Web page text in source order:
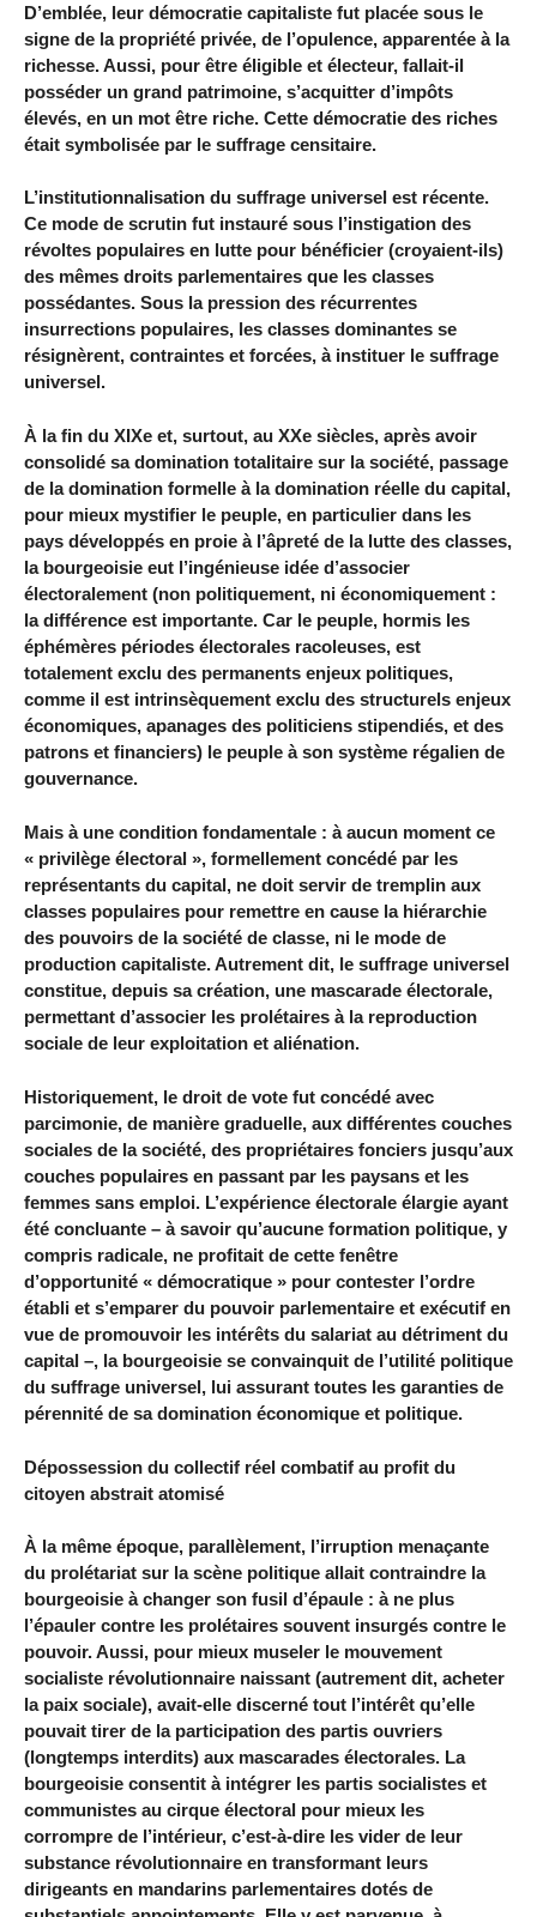
D’emblée, leur démocratie capitaliste fut placée sous le
signe de la propriété privée, de l’opulence, apparentée à la
richesse. Aussi, pour être éligible et électeur, fallait-il
posséder un grand patrimoine, s’acquitter d’impôts
élevés, en un mot être riche. Cette démocratie des riches
était symbolisée par le suffrage censitaire.
L’institutionnalisation du suffrage universel est récente.
Ce mode de scrutin fut instauré sous l’instigation des
révoltes populaires en lutte pour bénéficier (croyaient-ils)
des mêmes droits parlementaires que les classes
possédantes. Sous la pression des récurrentes
insurrections populaires, les classes dominantes se
résignèrent, contraintes et forcées, à instituer le suffrage
universel.
À la fin du XIXe et, surtout, au XXe siècles, après avoir
consolidé sa domination totalitaire sur la société, passage
de la domination formelle à la domination réelle du capital,
pour mieux mystifier le peuple, en particulier dans les
pays développés en proie à l’âpreté de la lutte des classes,
la bourgeoisie eut l’ingénieuse idée d’associer
électoralement (non politiquement, ni économiquement :
la différence est importante. Car le peuple, hormis les
éphémères périodes électorales racoleuses, est
totalement exclu des permanents enjeux politiques,
comme il est intrinsèquement exclu des structurels enjeux
économiques, apanages des politiciens stipendiés, et des
patrons et financiers) le peuple à son système régalien de
gouvernance.
Mais à une condition fondamentale : à aucun moment ce
« privilège électoral », formellement concédé par les
représentants du capital, ne doit servir de tremplin aux
classes populaires pour remettre en cause la hiérarchie
des pouvoirs de la société de classe, ni le mode de
production capitaliste. Autrement dit, le suffrage universel
constitue, depuis sa création, une mascarade électorale,
permettant d’associer les prolétaires à la reproduction
sociale de leur exploitation et aliénation.
Historiquement, le droit de vote fut concédé avec
parcimonie, de manière graduelle, aux différentes couches
sociales de la société, des propriétaires fonciers jusqu’aux
couches populaires en passant par les paysans et les
femmes sans emploi. L’expérience électorale élargie ayant
été concluante – à savoir qu’aucune formation politique, y
compris radicale, ne profitait de cette fenêtre
d’opportunité « démocratique » pour contester l’ordre
établi et s’emparer du pouvoir parlementaire et exécutif en
vue de promouvoir les intérêts du salariat au détriment du
capital –, la bourgeoisie se convainquit de l’utilité politique
du suffrage universel, lui assurant toutes les garanties de
pérennité de sa domination économique et politique.
Dépossession du collectif réel combatif au profit du
citoyen abstrait atomisé
À la même époque, parallèlement, l’irruption menaçante
du prolétariat sur la scène politique allait contraindre la
bourgeoisie à changer son fusil d’épaule : à ne plus
l’épauler contre les prolétaires souvent insurgés contre le
pouvoir. Aussi, pour mieux museler le mouvement
socialiste révolutionnaire naissant (autrement dit, acheter
la paix sociale), avait-elle discerné tout l’intérêt qu’elle
pouvait tirer de la participation des partis ouvriers
(longtemps interdits) aux mascarades électorales. La
bourgeoisie consentit à intégrer les partis socialistes et
communistes au cirque électoral pour mieux les
corrompre de l’intérieur, c’est-à-dire les vider de leur
substance révolutionnaire en transformant leurs
dirigeants en mandarins parlementaires dotés de